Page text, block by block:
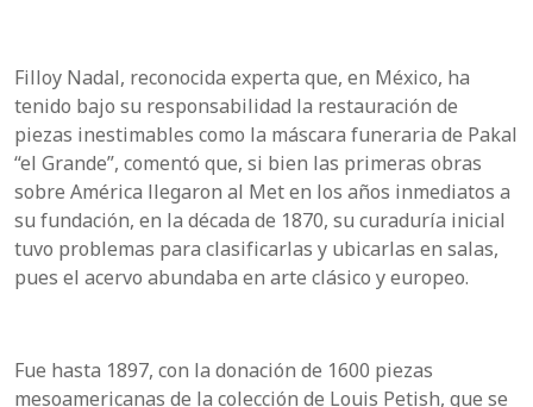
Filloy Nadal, reconocida experta que, en México, ha
tenido bajo su responsabilidad la restauración de
piezas inestimables como la máscara funeraria de Pakal
“el Grande”, comentó que, si bien las primeras obras
sobre América llegaron al Met en los años inmediatos a
su fundación, en la década de 1870, su curaduría inicial
tuvo problemas para clasificarlas y ubicarlas en salas,
pues el acervo abundaba en arte clásico y europeo.
Fue hasta 1897, con la donación de 1600 piezas
mesoamericanas de la colección de Louis Petish, que se